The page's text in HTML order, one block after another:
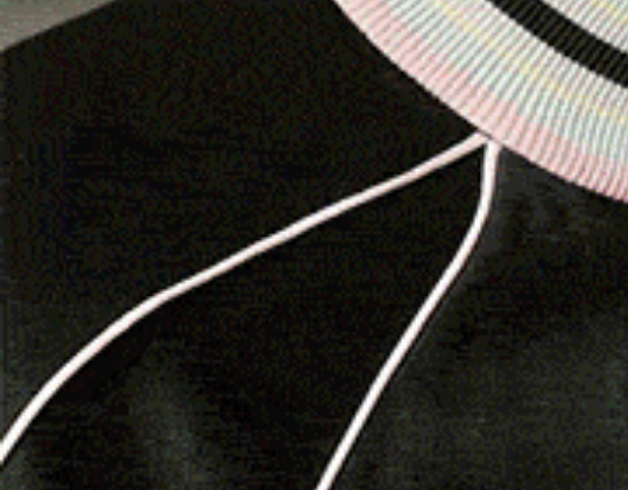
I Carabinieri nel frattempo stanno indagando per capire
a segno di recente e se in questa circostanza abbia agito
Logudorolive.it
Segui Logudorolive anche da Facebook